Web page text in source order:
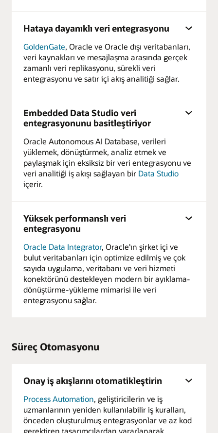
Hataya dayanıklı veri entegrasyonu
GoldenGate, Oracle ve Oracle dışı veritabanları,
veri kaynakları ve mesajlaşma arasında gerçek
zamanlı veri replikasyonu, sürekli veri
entegrasyonu ve satır içi akış analitiği sağlar.
Embedded Data Studio veri
entegrasyonunu basitleştiriyor
Oracle Autonomous AI Database, verileri
yüklemek, dönüştürmek, analiz etmek ve
paylaşmak için eksiksiz bir veri entegrasyonu ve
veri analitiği iş akışı sağlayan bir Data Studio
içerir.
Yüksek performanslı veri
entegrasyonu
Oracle Data Integrator, Oracle'ın şirket içi ve
bulut veritabanları için optimize edilmiş ve çok
sayıda uygulama, veritabanı ve veri hizmeti
konektörünü destekleyen modern bir ayıklama-
dönüştürme-yükleme mimarisi ile veri
entegrasyonu sağlar.
Süreç Otomasyonu
Onay iş akışlarını otomatikleştirin
Process Automation, geliştiricilerin ve iş
uzmanlarının yeniden kullanılabilir iş kuralları,
önceden oluşturulmuş entegrasyonlar ve az kod
gerektiren tasarımcılardan yararlanarak